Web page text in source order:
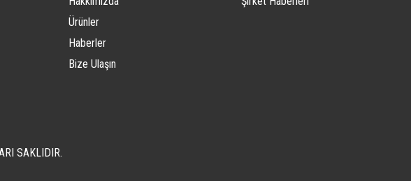
Ürünler
Haberler
Bize Ulaşın
SAKLIDIR.